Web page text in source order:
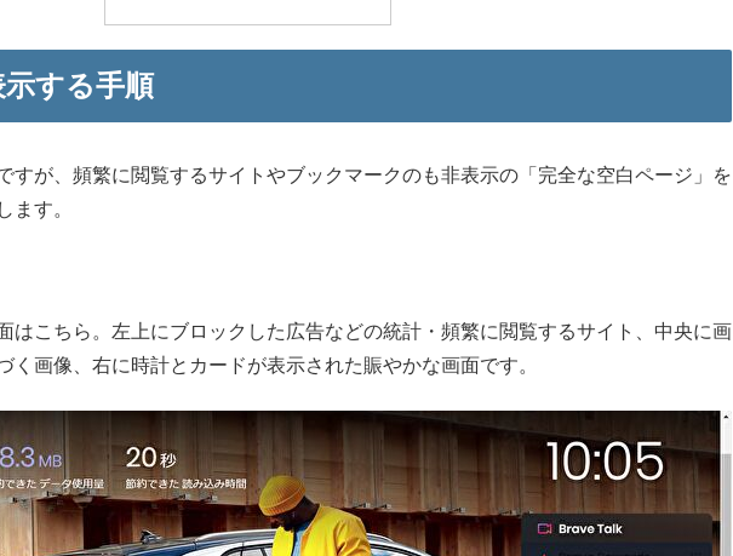
する手順
すが、頻繁に閲覧するサイトやブックマークのも非表示の「完全な空白ページ」を
ます。
はこちら。左上にブロックした広告などの統計・頻繁に閲覧するサイト、中央に画
く画像、右に時計とカードが表示された賑やかな画面です。